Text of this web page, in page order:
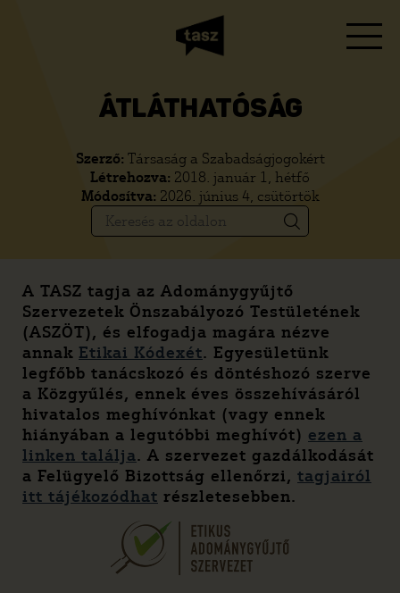
ÁTLÁTHATÓSÁG
Szerző: Társaság a Szabadságjogokért
Létrehozva: 2018. január 1, hétfő
Módosítva: 2026. június 4, csütörtök
A TASZ tagja az Adománygyűjtő
Szervezetek Önszabályozó Testületének
(ASZÖT), és elfogadja magára nézve
annak Etikai Kódexét. Egyesületünk
legfőbb tanácskozó és döntéshozó szerve
a Közgyűlés, ennek éves összehívásáról
hivatalos meghívónkat (vagy ennek
hiányában a legutóbbi meghívót) ezen a
linken találja. A szervezet gazdálkodását
a Felügyelő Bizottság ellenőrzi, tagjairól
itt tájékozódhat részletesebben.